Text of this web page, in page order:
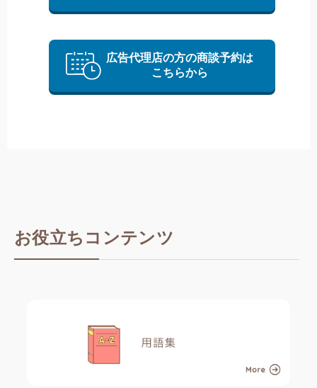
広告代理店の方の商談予約は
こちらから
お役立ちコンテンツ